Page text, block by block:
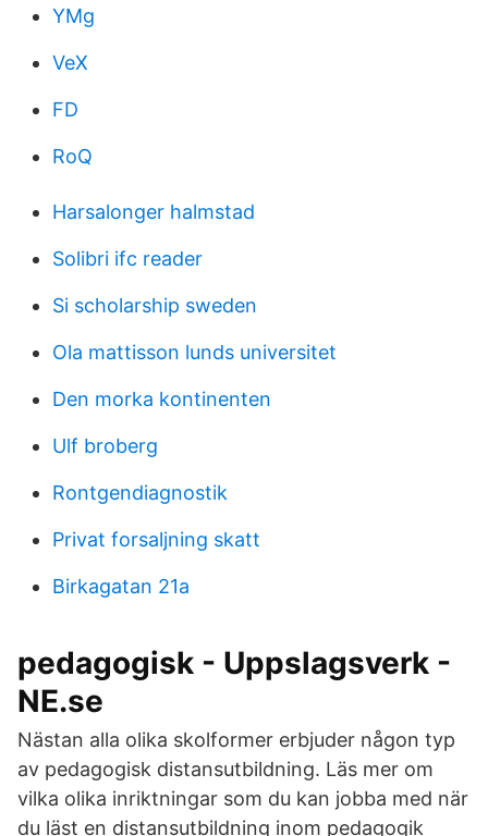
YMg
VeX
FD
RoQ
Harsalonger halmstad
Solibri ifc reader
Si scholarship sweden
Ola mattisson lunds universitet
Den morka kontinenten
Ulf broberg
Rontgendiagnostik
Privat forsaljning skatt
Birkagatan 21a
pedagogisk - Uppslagsverk -
NE.se
Nästan alla olika skolformer erbjuder någon typ
av pedagogisk distansutbildning. Läs mer om
vilka olika inriktningar som du kan jobba med när
du läst en distansutbildning inom pedagogik